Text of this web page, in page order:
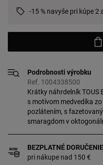
-15 % navyše pri kúpe 2
Podrobnosti výrobku
Ref. 1004338500
Krátky náhrdelník TOUS
s motívom medvedíka
pozlátením, s
smaragdom v
náhrdelníka: 50 cm.
karabínu s posuvníkom.
BEZPLATNÉ DORUČENIE
pri nákupe nad 150 €